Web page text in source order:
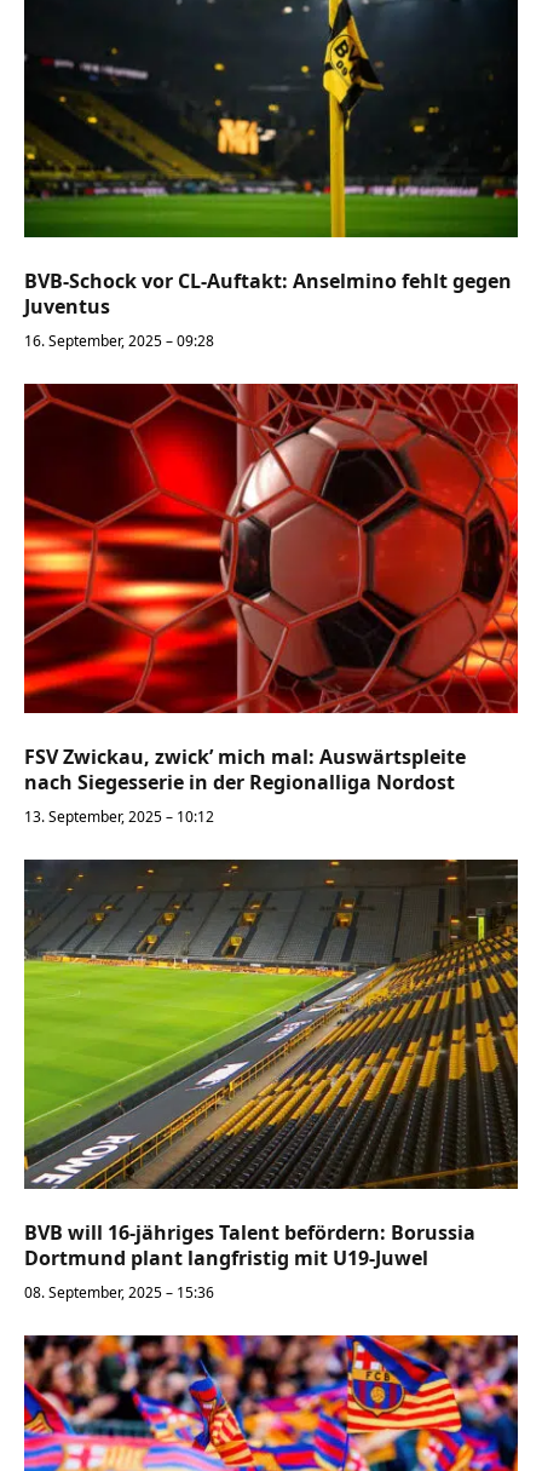
BVB-Schock vor CL-Auftakt: Anselmino fehlt gegen
Juventus
16. September, 2025 – 09:28
FSV Zwickau, zwick’ mich mal: Auswärtspleite
nach Siegesserie in der Regionalliga Nordost
13. September, 2025 – 10:12
BVB will 16-jähriges Talent befördern: Borussia
Dortmund plant langfristig mit U19-Juwel
08. September, 2025 – 15:36